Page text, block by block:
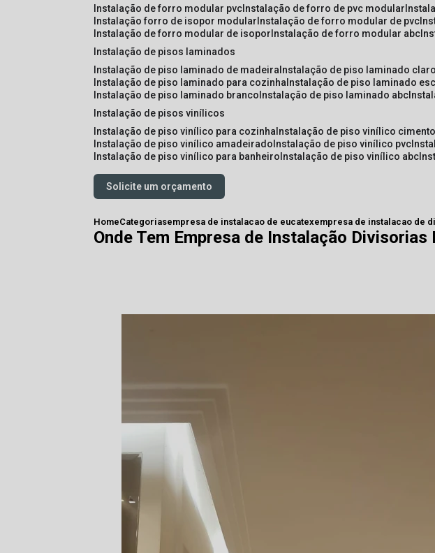
instalação de forro modular pvc instalação de forro de pvc modular
instalação forro de isopor modular instalação de forro modular de pvc
instalação de forro modular de isopor instalação de forro modular abc
instalação de pisos laminados
instalação de piso laminado de madeira instalação de piso laminado claro
instalação de piso laminado para cozinha instalação de piso laminado
instalação de piso laminado branco instalação de piso laminado abc
instalação de pisos vinílicos
instalação de piso vinílico para cozinha instalação de piso vinílico
instalação de piso vinílico amadeirado instalação de piso vinílico pvc
instalação de piso vinílico para banheiro instalação de piso vinílico abc
Solicite um orçamento
HomeCategoriasempresa de instalacao de eucatexempresa de instalacao de
Onde Tem Empresa de Instalação